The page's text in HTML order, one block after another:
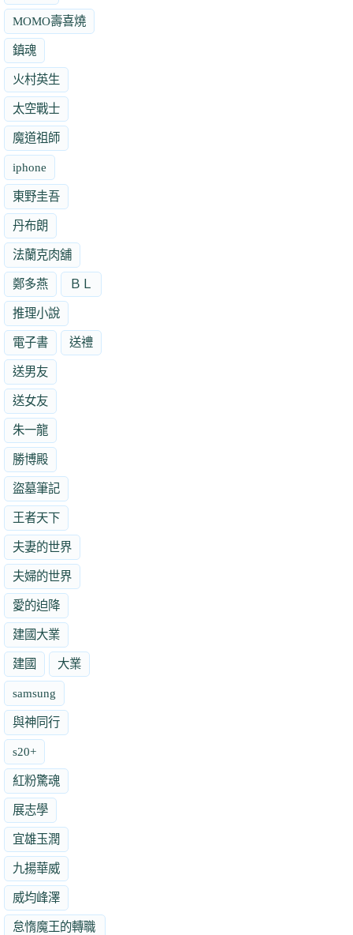
MOMO壽喜燒
鎮魂
火村英生
太空戰士
魔道祖師
iphone
東野圭吾
丹布朗
法蘭克肉舖
鄭多燕 ＢＬ
推理小說
電子書 送禮
送男友
送女友
朱一龍
勝博殿
盜墓筆記
王者天下
夫妻的世界
夫婦的世界
愛的迫降
建國大業
建國 大業
samsung
與神同行
s20+
紅粉驚魂
展志學
宜雄玉潤
九揚華威
威均峰澤
怠惰魔王的轉職